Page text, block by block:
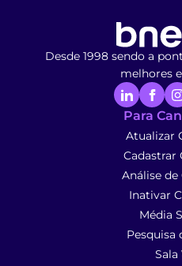
Desde 1998 sendo a
melhores
Para
Atualizar
Cadastrar
Análise
Inativar
Média
Pesquisa
Sala